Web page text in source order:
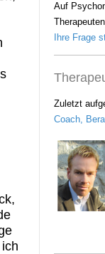
Auf
Ihre Frage
Zuletzt
Coach,